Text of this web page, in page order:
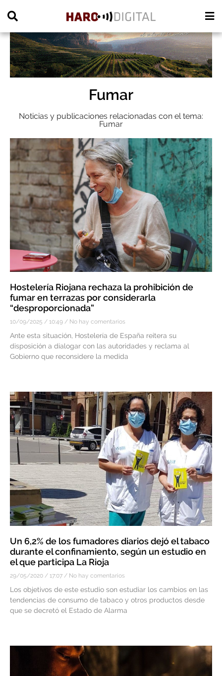
Fumar
Noticias y publicaciones relacionadas con el tema:
Fumar
Hostelería Riojana rechaza la prohibición de
fumar en terrazas por considerarla
“desproporcionada”
10/09/2025 10:49 No hay comentarios
Ante esta situación, Hostelería de España reitera su
disposición a dialogar con las autoridades y reclama al
Gobierno que reconsidere la medida
Un 6,2% de los fumadores diarios dejó el tabaco
durante el confinamiento, según un estudio en
el que participa La Rioja
29/05/2020 17:07 No hay comentarios
Los objetivos de este estudio son estudiar los cambios en las
tendencias de consumo de tabaco y otros productos desde
que se decretó el Estado de Alarma